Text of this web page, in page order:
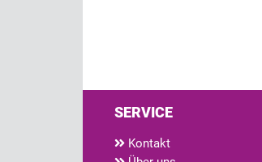
SERVICE
Kontakt